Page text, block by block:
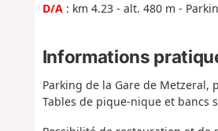
D/A: km 4.23 - alt. 480 m -
Informations
Parking de la Gare de
Tables de pique-nique et bancs